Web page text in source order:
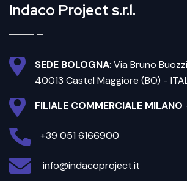
Indaco Project s.r.l.
SEDE BOLOGNA: Via Bruno
40013 Castel Maggiore (BO) -
FILIALE COMMERCIALE MILANO
+39 051 6166900
info@indacoproject.it